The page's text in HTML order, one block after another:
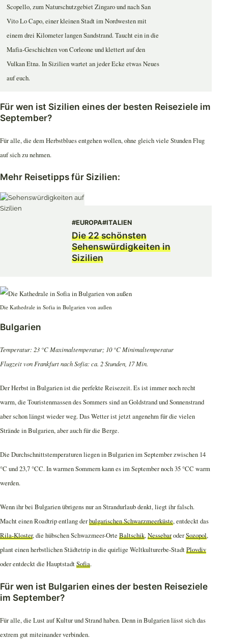
Scopello, zum Naturschutzgebiet Zingaro und nach San
Vito Lo Capo, einer kleinen Stadt im Nordwesten mit
einem drei Kilometer langen Sandstrand. Taucht ein in die
Mafia-Geschichten von Corleone und klettert auf den
Vulkan Etna. In Sizilien wartet an jeder Ecke etwas Neues
auf euch.
Für wen ist Sizilien eines der besten Reiseziele im
September?
Für alle, die dem Herbstblues entgehen wollen, ohne gleich viele Stunden Flug
auf sich zu nehmen.
Mehr Reisetipps für Sizilien:
#EUROPA#ITALIEN
Die 22 schönsten
Sehenswürdigkeiten in
Sizilien
Die Kathedrale in Sofia in Bulgarien von außen
Bulgarien
Temperatur: 23 °C Maximaltemperatur; 10 °C Minimaltemperatur
Flugzeit von Frankfurt nach Sofia: ca. 2 Stunden, 17 Min.
Der Herbst in Bulgarien ist die perfekte Reisezeit. Es ist immer noch recht
warm, die Touristenmassen des Sommers sind an Goldstrand und Sonnenstrand
aber schon längst wieder weg. Das Wetter ist jetzt angenehm für die vielen
Strände in Bulgarien, aber auch für die Berge.
Die Durchschnittstemperaturen liegen in Bulgarien im September zwischen 14
°C und 23,7 °CC. In warmen Sommern kann es im September noch 35 °CC warm
werden.
Wenn ihr bei Bulgarien übrigens nur an Strandurlaub denkt, liegt ihr falsch.
Macht einen Roadtrip entlang derbulgarischen Schwarzmeerküste, entdeckt das
Rila-Kloster, die hübschen Schwazmeer-Orte Baltschik,NessebaroderSozopol,
plant einen herbstlichen Städtetrip in die quirlige Weltkulturerbe-StadtPlovdiv
oder entdeckt die HauptstadtSofia.
Für wen ist Bulgarien eines der besten Reiseziele
im September?
Für alle, die Lust auf Kultur und Strand haben. Denn in Bulgarien lässt sich das
extrem gut miteinander verbinden.